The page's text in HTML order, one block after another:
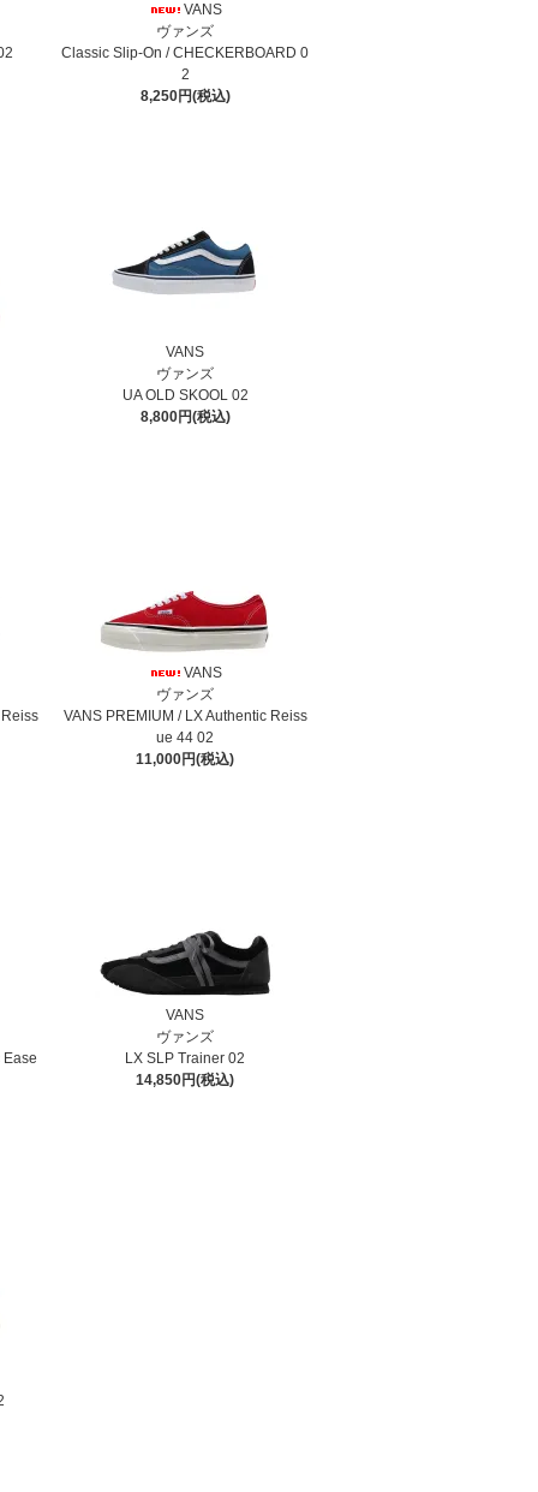
VANS
ヴァンズ
Classic Slip-On / CHECKERBOARD 0
2
8,250円(税込)
VANS
ヴァンズ
UA OLD SKOOL 02
8,800円(税込)
VANS
ヴァンズ
VANS PREMIUM / LX Authentic Reiss
ue 44 02
11,000円(税込)
Ease
VANS
ヴァンズ
LX SLP Trainer 02
14,850円(税込)